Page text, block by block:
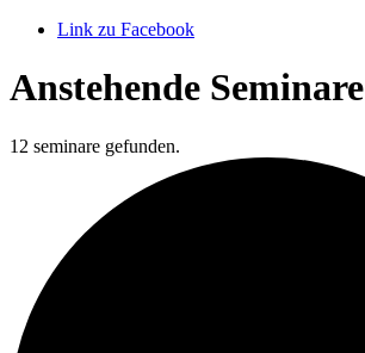
Link zu Facebook
Anstehende Seminare
12 seminare gefunden.